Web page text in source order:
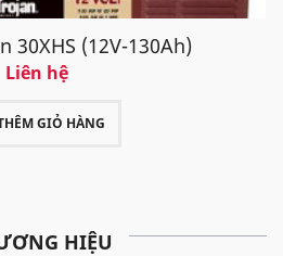
30XHS (12V-130Ah)
Liên hệ
GIỎ HÀNG
HIỆU